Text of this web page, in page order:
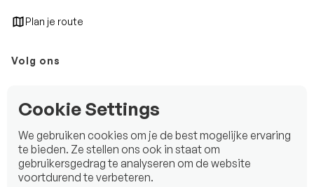
Plan je route
Volg ons
Instagram
LinkedIn
Cookie Settings
We gebruiken cookies om je de best mogelijke ervaring
te bieden. Ze stellen ons ook in staat om
gebruikersgedrag te analyseren om de website
voortdurend te verbeteren.